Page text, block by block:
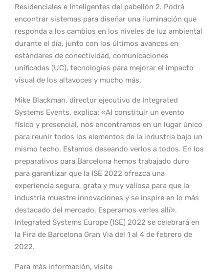
Residenciales e Inteligentes del pabellón 2. Podrá
encontrar sistemas para diseñar una iluminación que
responda a los cambios en los niveles de luz ambiental
durante el día, junto con los últimos avances en
estándares de conectividad, comunicaciones
unificadas (UC), tecnologías para mejorar el impacto
visual de los altavoces y mucho más.
Mike Blackman, director ejecutivo de Integrated
Systems Events, explica: «Al constituir un evento
físico y presencial, nos encontramos en un lugar único
para reunir todos los elementos de la industria bajo un
mismo techo. Estamos deseando verlos a todos. En los
preparativos para Barcelona hemos trabajado duro
para garantizar que la ISE 2022 ofrezca una
experiencia segura, grata y muy valiosa para que la
industria muestre innovaciones y se inspire en lo más
destacado del mercado. Esperamos verles allí».
Integrated Systems Europe (ISE) 2022 se celebrará en
la Fira de Barcelona Gran Via del 1 al 4 de febrero de
2022.
Para más información, visite